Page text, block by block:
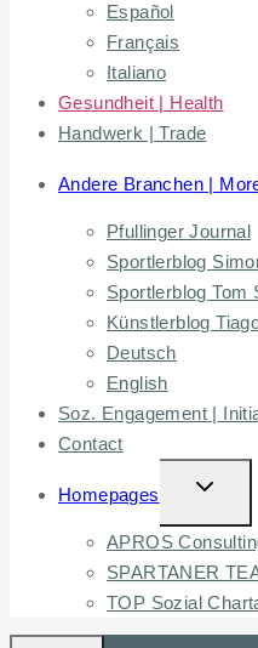
Español
Français
Italiano
Gesundheit | Health
Handwerk | Trade
Andere Branchen |
Pfullinger Journal
Sportlerblog
Sportlerblog Tom
Künstlerblog
Deutsch
English
Soz. Engagement |
Contact
Homepages
TOGGLE
CHILD
MENU
APROS
SPARTANER
TOP Sozial